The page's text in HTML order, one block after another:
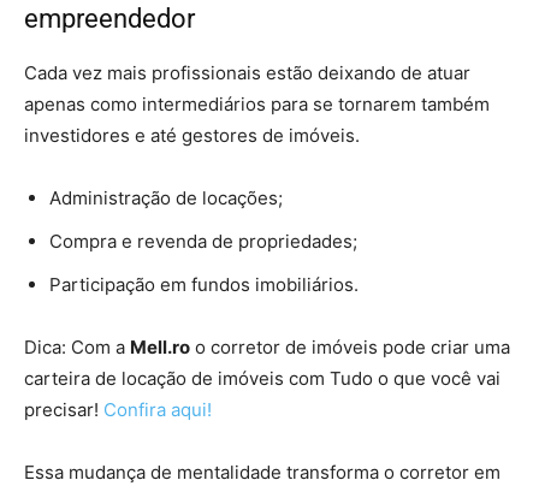
empreendedor
Cada vez mais profissionais estão deixando de atuar
apenas como intermediários para se tornarem também
investidores e até gestores de imóveis.
Administração de locações;
Compra e revenda de propriedades;
Participação em fundos imobiliários.
Dica: Com a Mell.ro o corretor de imóveis pode criar uma
carteira de locação de imóveis com Tudo o que você vai
precisar! Confira aqui!
Essa mudança de mentalidade transforma o corretor em